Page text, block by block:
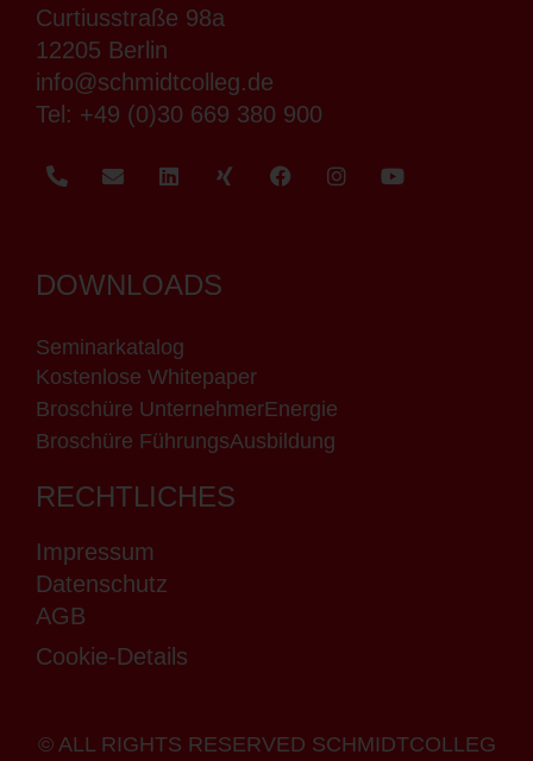
Curtiusstraße 98a
12205 Berlin
info@schmidtcolleg.de
Tel: +49 (0)30 669 380 900
DOWNLOADS
Seminarkatalog
Kostenlose Whitepaper
Broschüre UnternehmerEnergie
Broschüre FührungsAusbildung
RECHTLICHES
Impressum
Datenschutz
AGB
Cookie-Details
© ALL RIGHTS RESERVED SCHMIDTCOLLEG